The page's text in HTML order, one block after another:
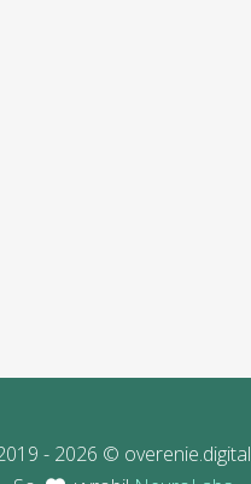
- 2026 © overenie.digital